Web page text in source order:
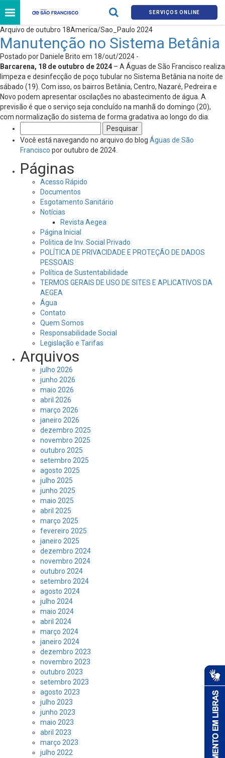
SERVIÇOS ONLINE
Arquivo de outubro 18America/Sao_Paulo 2024
Manutenção no Sistema Betânia
Postado por Daniele Brito em 18/out/2024 -
Barcarena, 18 de outubro de 2024 – A Águas de São Francisco realiza
limpeza e desinfecção de poço tubular no Sistema Betânia na noite de
sábado (19). Com isso, os bairros Betânia, Centro, Nazaré, Pedreira e
Novo podem apresentar oscilações no abastecimento de água. A
previsão é que o serviço seja concluído na manhã do domingo (20),
com normalização do sistema de forma gradativa ao longo do dia.
por:
Você está navegando no arquivo do blog Águas de São
Francisco por outubro de 2024.
Páginas
Acesso Rápido
Documentos
Esgotamento Sanitário
Notícias
Revista Aegea
Página Inicial
Politica de Inv. Social Privado
POLÍTICA DE PRIVACIDADE E PROTEÇÃO DE DADOS
PESSOAIS
Política de Sustentabilidade
TERMOS GERAIS DE USO DE SITES E APLICATIVOS DA
AEGEA
Água
Contato
Quem Somos
Responsabilidade Social
Legislação e Tarifas
Arquivos
julho 2026
junho 2026
maio 2026
abril 2026
março 2026
janeiro 2026
dezembro 2025
novembro 2025
outubro 2025
setembro 2025
agosto 2025
julho 2025
junho 2025
maio 2025
abril 2025
março 2025
fevereiro 2025
janeiro 2025
dezembro 2024
novembro 2024
outubro 2024
setembro 2024
agosto 2024
julho 2024
maio 2024
abril 2024
março 2024
janeiro 2024
dezembro 2023
novembro 2023
outubro 2023
setembro 2023
agosto 2023
julho 2023
junho 2023
maio 2023
abril 2023
março 2023
julho 2022